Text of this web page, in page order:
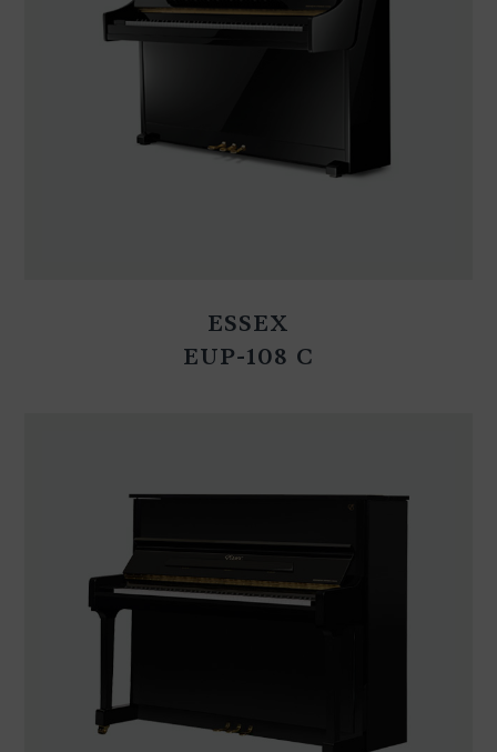
ESSEX
EUP-108 C